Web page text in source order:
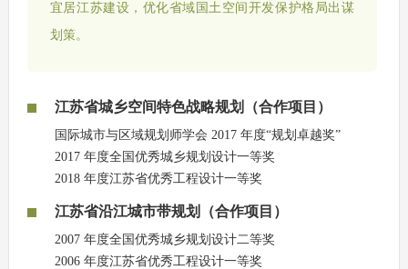
宜居江苏建设，优化省域国土空间开发保护格局出谋
划策。
江苏省城乡空间特色战略规划（合作项目）
国际城市与区域规划师学会 2017 年度“规划卓越奖”
2017 年度全国优秀城乡规划设计一等奖
2018 年度江苏省优秀工程设计一等奖
江苏省沿江城市带规划（合作项目）
2007 年度全国优秀城乡规划设计二等奖
2006 年度江苏省优秀工程设计一等奖